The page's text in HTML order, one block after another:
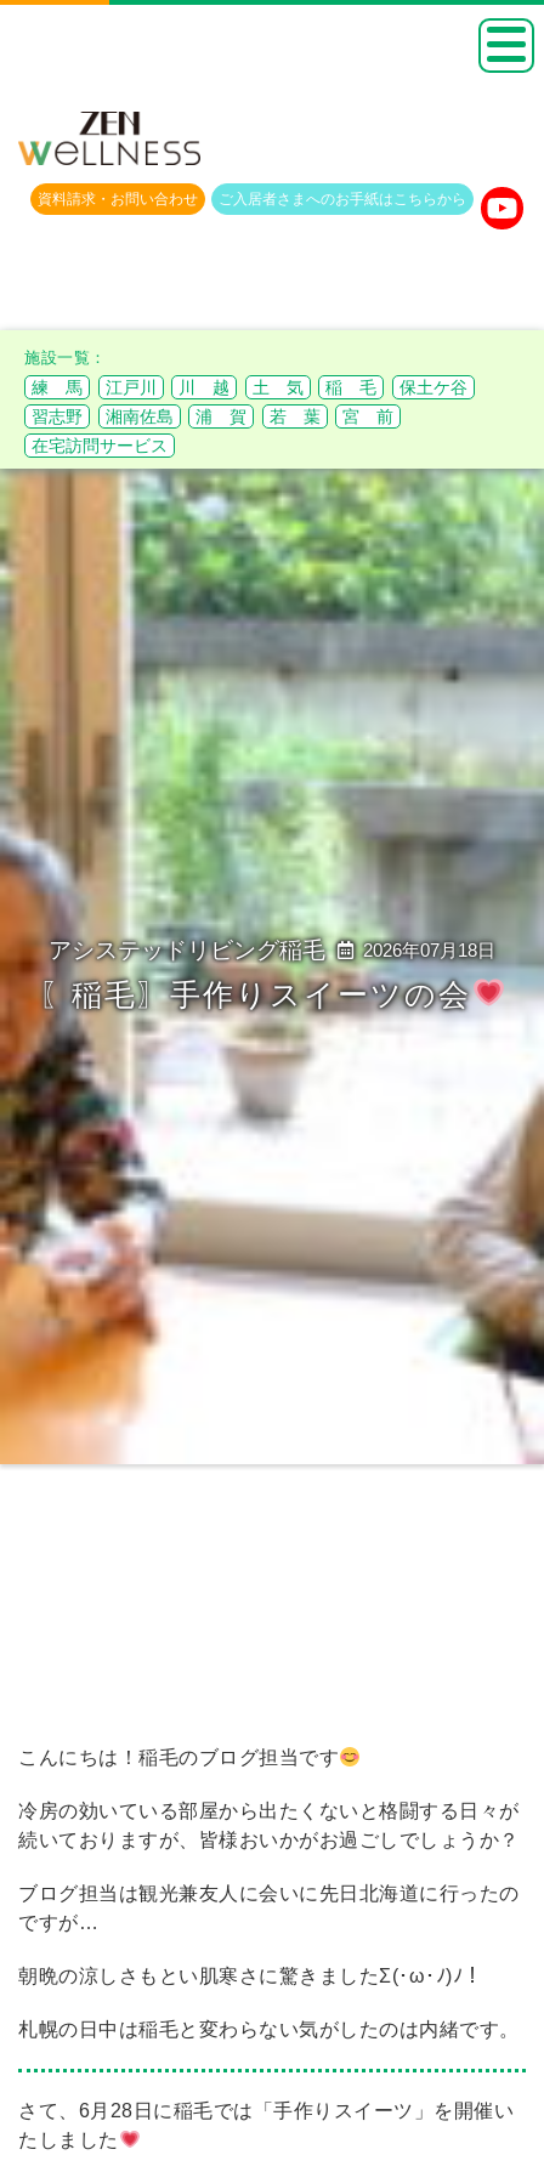
資料請求・ お問い合わせ ご入居者さまへのお手紙は こちらから
練 馬 江戸川 川 越 土 気 稲 毛
保土ケ谷
習志野
湘南佐島 浦 賀 若 葉
宮 前
在宅訪問サービス
2026年07月18日
〖稲毛〗手作りスイーツの会
こんにちは！稲毛のブログ担当です
冷房の効いている部屋から出たくないと格闘する日々が
続いておりますが、皆様おいかがお過ごしでしょうか？
ブログ担当は観光兼友人に会いに先日北海道に行ったの
ですが…
朝晩の涼しさもとい肌寒さに驚きましたΣ(･ω･ﾉ)ﾉ！
札幌の日中は稲毛と変わらない気がしたのは内緒です。
さて、6月28日に稲毛では「手作りスイーツ」を開催い
たしました